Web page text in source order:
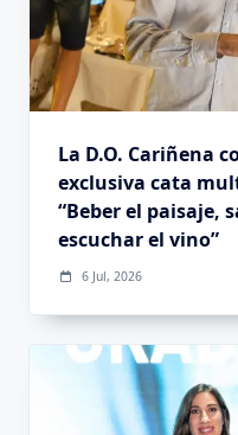
La D.O. Cariñena
exclusiva cata
“Beber el paisaje,
escuchar el vino”
6 Jul, 2026